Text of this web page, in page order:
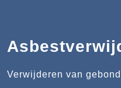
Verwijderen van